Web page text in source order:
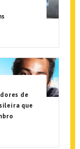
de
que